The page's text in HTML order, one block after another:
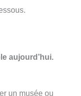
aujourd’hui.
un musée ou